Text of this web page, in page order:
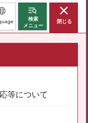
検索
メニュー
閉じる
等について